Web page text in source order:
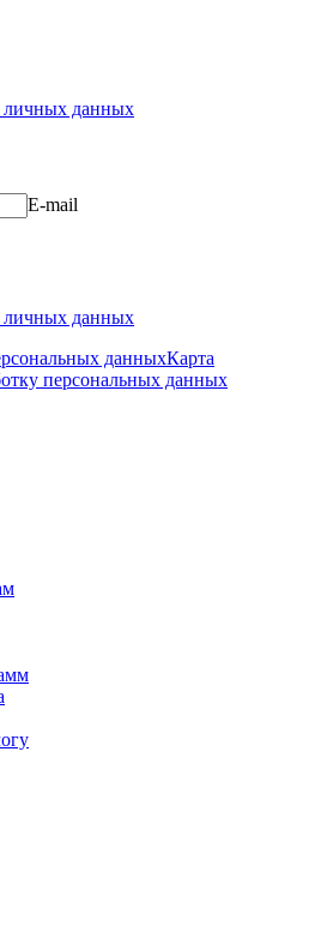
личных данных
E-mail
личных данных
данныхКарта
персональных данных